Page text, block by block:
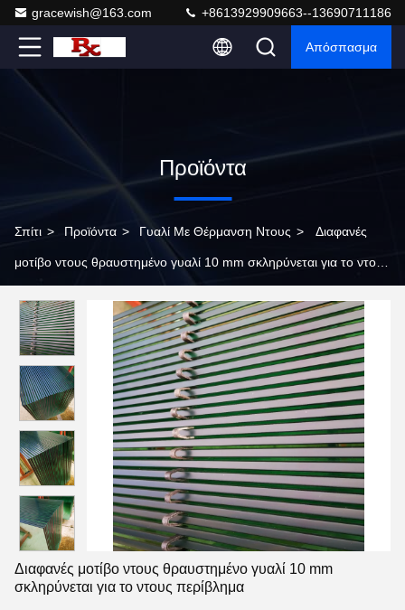
gracewish@163.com +8613929909663--13690711186
Απόσπασμα
Προϊόντα
Σπίτι > Προϊόντα > Γυαλί Με Θέρμανση Ντους > Διαφανές
μοτίβο ντους θραυστημένο γυαλί 10 mm σκληρύνεται για το ντους
Διαφανές μοτίβο ντους θραυστημένο γυαλί 10 mm
σκληρύνεται για το ντους περίβλημα